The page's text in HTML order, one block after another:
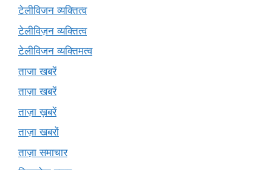
टेलीविजन व्यक्तित्व
टेलीविज़न व्यक्तित्व
टेलीविजन व्यक्तिमत्व
ताजा खबरें
ताज़ा खबरें
ताज़ा ख़बरें
ताज़ा खबरों
ताज़ा समाचार